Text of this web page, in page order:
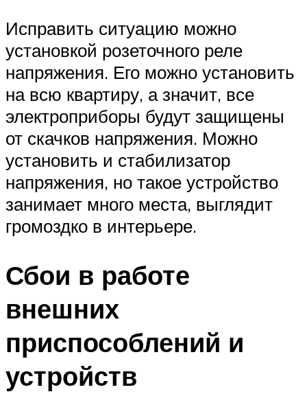
Исправить ситуацию можно
установкой розеточного реле
напряжения. Его можно установить
на всю квартиру, а значит, все
электроприборы будут защищены
от скачков напряжения. Можно
установить и стабилизатор
напряжения, но такое устройство
занимает много места, выглядит
громоздко в интерьере.
Сбои в работе
внешних
приспособлений и
устройств